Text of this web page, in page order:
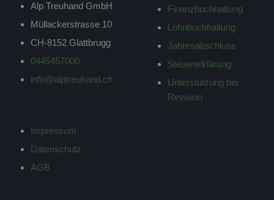
Alp Treuhand GmbH
Müllackerstrasse 10
CH-8152 Glattbrugg
0445457000
info@alptreuhand.ch
Impressum
Datenschutz
AGB
Finanzbuchhaltung
Lohnbuchhaltung
Jahresabschluss
Steuererklärung
Unterstützung bei
Revision